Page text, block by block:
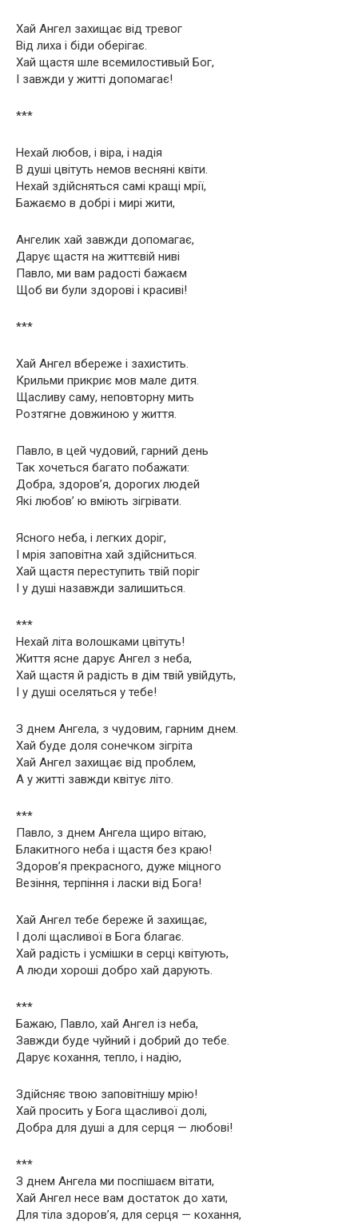
Хай Ангел захищає від тревог
Від лиха і біди оберігає.
Хай щастя шле всемилостивый Бог,
І завжди у житті допомагає!
***
Нехай любов, і віра, і надія
В душі цвітуть немов весняні квіти.
Нехай здійсняться самі кращі мрії,
Бажаємо в добрі і мирі жити,
Ангелик хай завжди допомагає,
Дарує щастя на життєвій ниві
Павло, ми вам радості бажаєм
Щоб ви були здорові і красиві!
***
Хай Ангел вбереже і захистить.
Крильми прикриє мов мале дитя.
Щасливу саму, неповторну мить
Розтягне довжиною у життя.
Павло, в цей чудовий, гарний день
Так хочеться багато побажати:
Добра, здоров’я, дорогих людей
Які любов’ ю вміють зігрівати.
Ясного неба, і легких доріг,
І мрія заповітна хай здійсниться.
Хай щастя переступить твій поріг
І у душі назавжди залишиться.
***
Нехай літа волошками цвітуть!
Життя ясне дарує Ангел з неба,
Хай щастя й радість в дім твій увійдуть,
І у душі оселяться у тебе!
З днем Ангела, з чудовим, гарним днем.
Хай буде доля сонечком зігріта
Хай Ангел захищає від проблем,
А у житті завжди квітує літо.
***
Павло, з днем Ангела щиро вітаю,
Блакитного неба і щастя без краю!
Здоров’я прекрасного, дуже міцного
Везіння, терпіння і ласки від Бога!
Хай Ангел тебе береже й захищає,
І долі щасливої в Бога благає.
Хай радість і усмішки в серці квітують,
А люди хороші добро хай дарують.
***
Бажаю, Павло, хай Ангел із неба,
Завжди буде чуйний і добрий до тебе.
Дарує кохання, тепло, і надію,
Здійсняє твою заповітнішу мрію!
Хай просить у Бога щасливої долі,
Добра для душі а для серця — любові!
***
З днем Ангела ми поспішаєм вітати,
Хай Ангел несе вам достаток до хати,
Для тіла здоров’я, для серця — кохання,